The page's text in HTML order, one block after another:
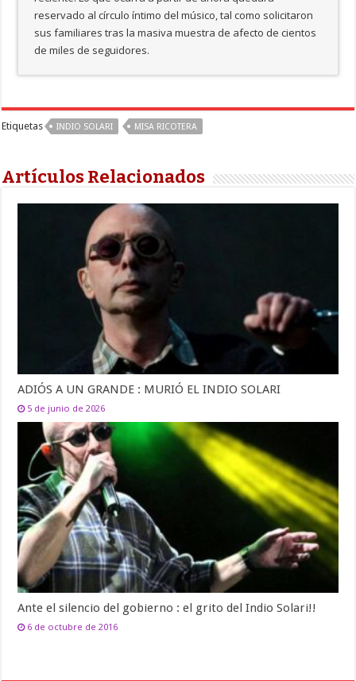
reservado al círculo íntimo del músico, tal como solicitaron
sus familiares tras la masiva muestra de afecto de cientos
de miles de seguidores.
Etiquetas INDIO SOLARI MISA RICOTERA
Artículos Relacionados
ADIÓS A UN GRANDE : MURIÓ EL INDIO SOLARI
5 de junio de 2026
Ante el silencio del gobierno : el grito del Indio Solari!!
6 de octubre de 2016